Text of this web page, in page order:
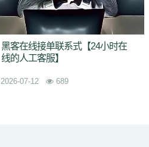
黑客在线接单联系式【24小时在
线的人工客服】
2026-07-12 689